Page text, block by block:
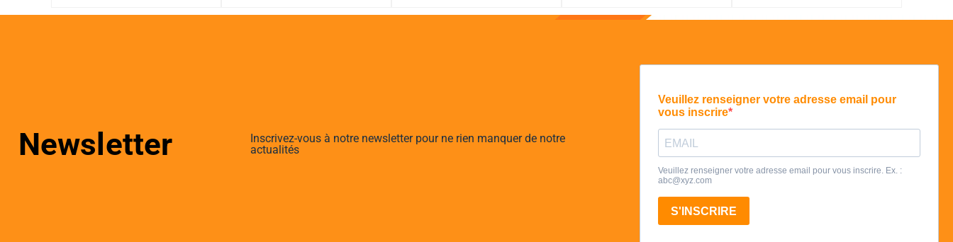
Newsletter
Inscrivez-vous à notre newsletter pour ne rien manquer de notre
actualités